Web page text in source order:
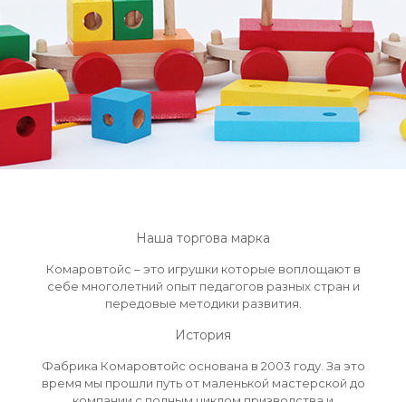
Наша торгова марка
Комаровтойс – это игрушки которые воплощают в
себе многолетний опыт педагогов разных стран и
передовые методики развития.
История
Фабрика Комаровтойс основана в 2003 году. За это
время мы прошли путь от маленькой мастерской до